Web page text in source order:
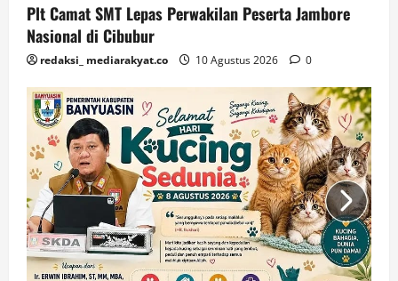
Plt Camat SMT Lepas Perwakilan Peserta Jambore
Nasional di Cibubur
redaksi_ mediarakyat.co 10 Agustus 2026 0